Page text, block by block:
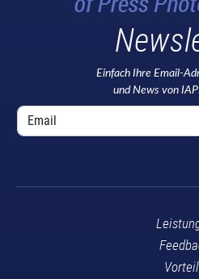
Einfach Ihre Email-
und News von